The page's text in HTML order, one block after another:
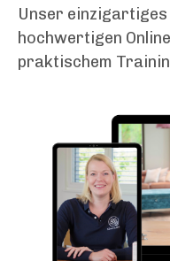
Unser
hochwertigen
praktischem